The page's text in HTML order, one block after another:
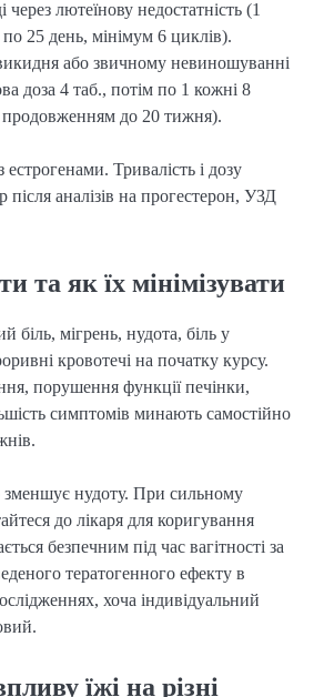
через лютеїнову недостатність (1
по 25 день, мінімум 6 циклів).
або звичному невиношуванні
доза 4 таб., потім по 1 кожні 8
продовженням до 20 тижня).
Тривалість і дозу
після аналізів на прогестерон, УЗД
та як їх мінімізувати
біль, мігрень, нудота, біль у
кровотечі на початку курсу.
порушення функції печінки,
симптомів минають самостійно
нудоту. При сильному
до лікаря для коригування
безпечним під час вагітності за
тератогенного ефекту в
хоча індивідуальний
їжі на різні